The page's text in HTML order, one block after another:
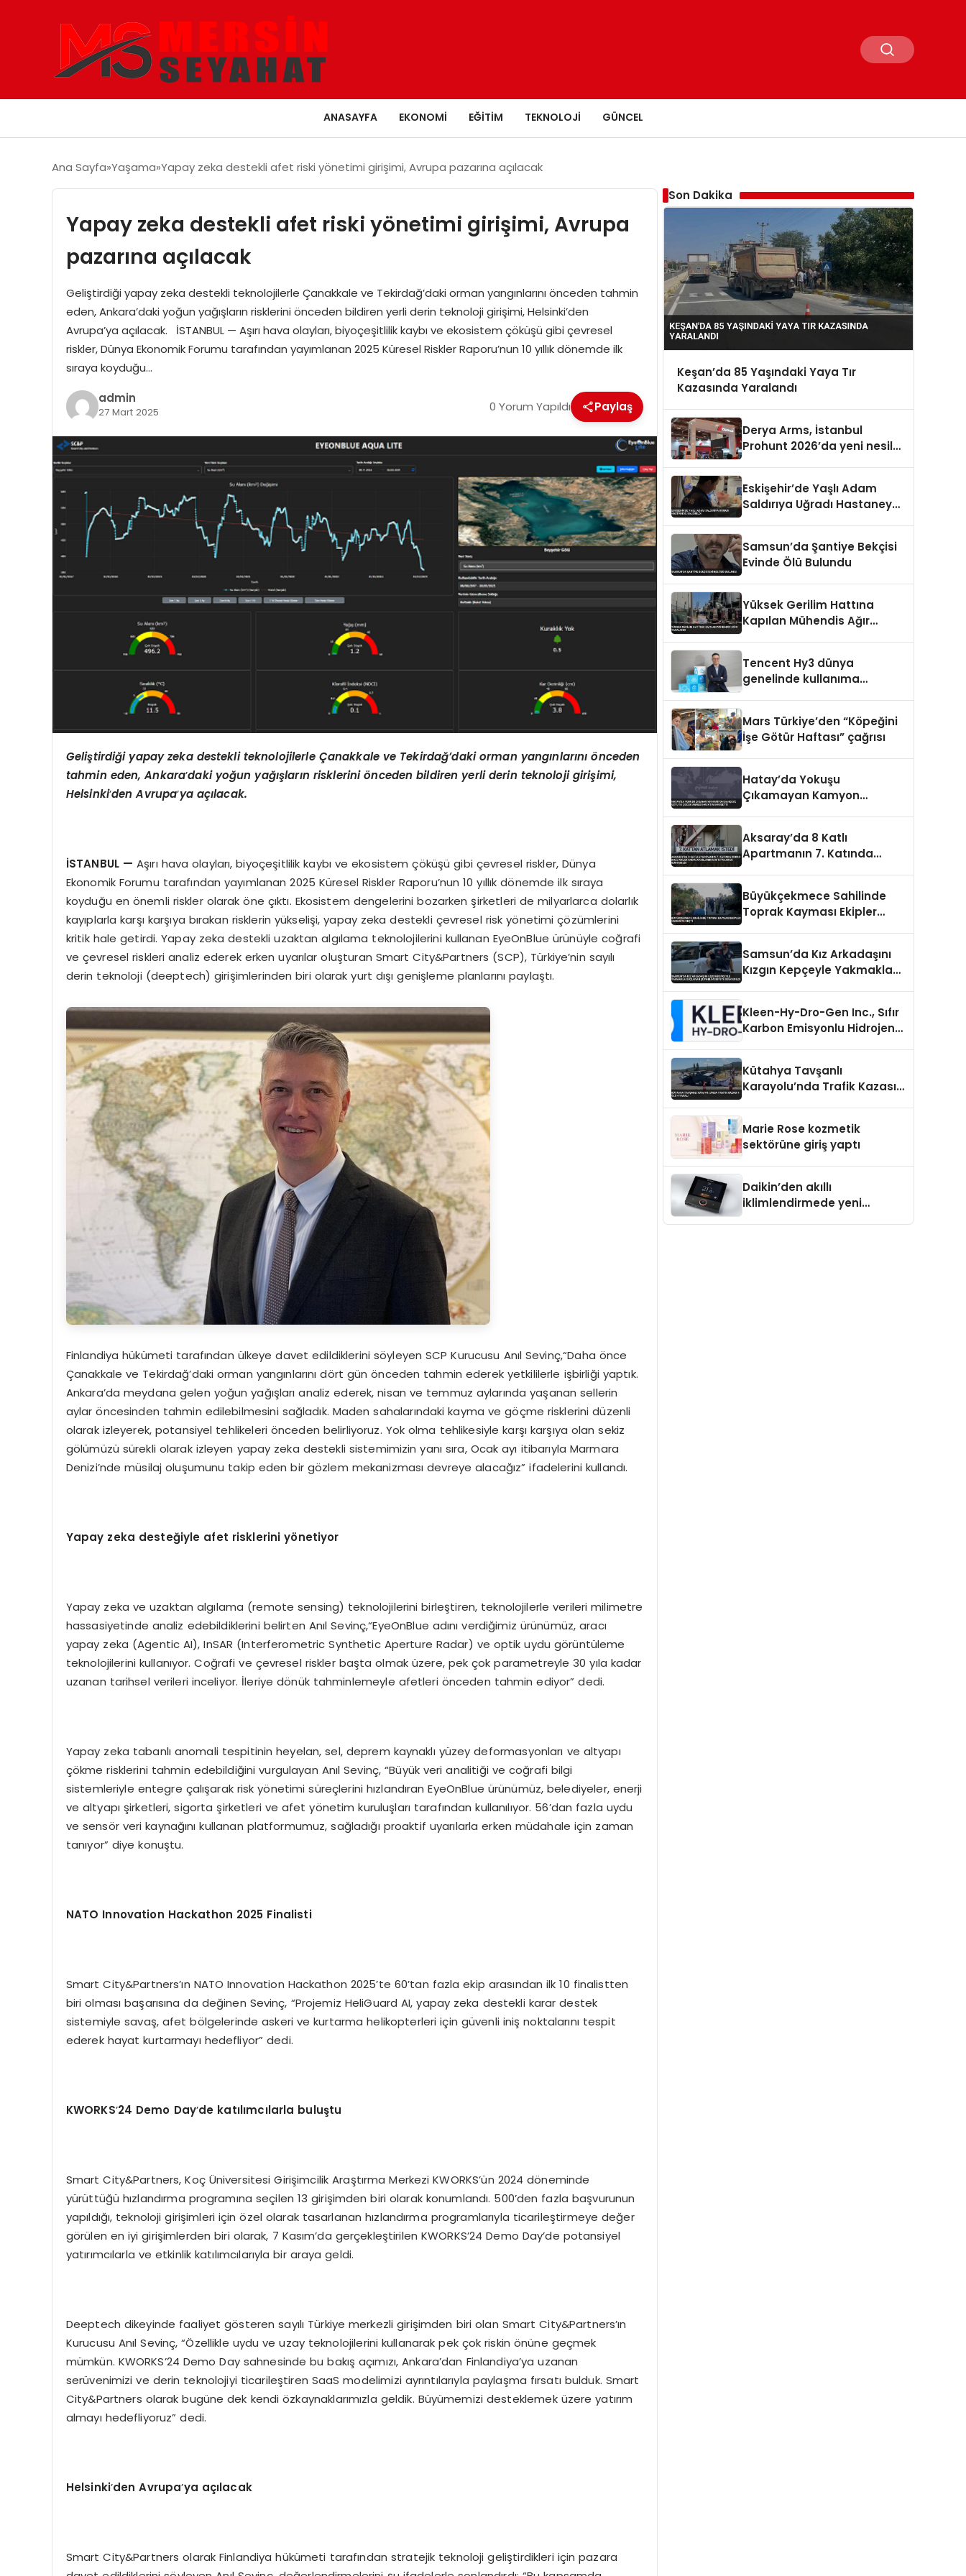
ANASAYFA EKONOMI EĞITIM TEKNOLOJI GÜNCEL
Ana Sayfa Yaşama Yapay zeka destekli afet riski yönetimi girişimi, Avrupa pazarına açılacak
Yapay zeka destekli afet riski yönetimi girişimi, Avrupa
pazarına açılacak
Geliştirdiği yapay zeka destekli teknolojilerle Çanakkale ve Tekirdağ’daki orman yangınlarını önceden tahmin
eden, Ankara’daki yoğun yağışların risklerini önceden bildiren yerli derin teknoloji girişimi, Helsinki’den
Avrupa’ya açılacak. İSTANBUL — Aşırı hava olayları, biyoçeşitlilik kaybı ve ekosistem çöküşü gibi çevresel
riskler, Dünya Ekonomik Forumu tarafından yayımlanan 2025 Küresel Riskler Raporu’nun 10 yıllık dönemde ilk
sıraya koyduğu…
admin
27 Mart 2025 0 Yorum Yapıldı Paylaş
Geliştirdiği yapay zeka destekli teknolojilerle Çanakkale ve Tekirdağ’daki orman yangınlarını önceden
tahmin eden, Ankara’daki yoğun yağışların riskleriniönceden bildiren yerli derin teknoloji girişimi,
Helsinki’den Avrupa’ya açılacak.
İSTANBUL — Aşırı hava olayları, biyoçeşitlilik kaybı ve ekosistem çöküşü gibi çevresel riskler, Dünya
Ekonomik Forumu tarafından yayımlanan 2025 Küresel Riskler Raporu’nun 10 yıllık dönemde ilk sıraya
koyduğu en önemli riskler olarak öne çıktı. Ekosistem dengelerini bozarken şirketleri de milyarlarca dolarlık
kayıplarla karşı karşıya bırakan risklerin yükselişi, yapay zeka destekli çevresel risk yönetimi çözümlerini
kritik hale getirdi. Yapay zeka destekli uzaktan algılama teknolojilerini kullanan EyeOnBlue ürünüyle coğrafi
ve çevresel riskleri analiz ederek erken uyarılar oluşturan Smart City&Partners (SCP), Türkiye’nin sayılı
derin teknoloji (deeptech) girişimlerinden biri olarak yurt dışı genişleme planlarını paylaştı.
Finlandiya hükümeti tarafından ülkeye davet edildiklerini söyleyen SCP Kurucusu Anıl Sevinç,“Daha önce
Çanakkale ve Tekirdağ’daki orman yangınlarını dört gün önceden tahmin ederek yetkililerle işbirliği yaptık.
Ankara’da meydana gelen yoğun yağışları analiz ederek, nisan ve temmuz aylarında yaşanan sellerin
aylar öncesinden tahmin edilebilmesini sağladık. Maden sahalarındaki kayma ve göçme risklerini düzenli
olarak izleyerek, potansiyel tehlikeleri önceden belirliyoruz. Yok olma tehlikesiyle karşı karşıya olan sekiz
gölümüzü sürekli olarak izleyen yapay zeka destekli sistemimizin yanı sıra, Ocak ayı itibarıyla Marmara
Denizi’nde müsilaj oluşumunu takip eden bir gözlem mekanizması devreye alacağız” ifadelerini kullandı.
Yapay zeka desteğiyle afet risklerini yönetiyor
Yapay zeka ve uzaktan algılama (remote sensing) teknolojilerini birleştiren, teknolojilerle verileri milimetre
hassasiyetinde analiz edebildiklerini belirten Anıl Sevinç,“EyeOnBlue adını verdiğimiz ürünümüz, aracı
yapay zeka (Agentic AI), InSAR (Interferometric Synthetic Aperture Radar) ve optik uydu görüntüleme
teknolojilerini kullanıyor. Coğrafi ve çevresel riskler başta olmak üzere, pek çok parametreyle 30 yıla kadar
uzanan tarihsel verileri inceliyor. İleriye dönük tahminlemeyle afetleri önceden tahmin ediyor” dedi.
Yapay zeka tabanlı anomali tespitinin heyelan, sel, deprem kaynaklı yüzey deformasyonları ve altyapı
çökme risklerini tahmin edebildiğini vurgulayan Anıl Sevinç, “Büyük veri analitiği ve coğrafi bilgi
sistemleriyle entegre çalışarak risk yönetimi süreçlerini hızlandıran EyeOnBlue ürünümüz, belediyeler, enerji
ve altyapı şirketleri, sigorta şirketleri ve afet yönetim kuruluşları tarafından kullanılıyor. 56’dan fazla uydu
ve sensör veri kaynağını kullanan platformumuz, sağladığı proaktif uyarılarla erken müdahale için zaman
tanıyor” diye konuştu.
NATO Innovation Hackathon 2025 Finalisti
Smart City&Partners’ın NATO Innovation Hackathon 2025’te 60’tan fazla ekip arasından ilk 10 finalistten
biri olması başarısına da değinen Sevinç, “Projemiz HeliGuard AI, yapay zeka destekli karar destek
sistemiyle savaş, afet bölgelerinde askeri ve kurtarma helikopterleri için güvenli iniş noktalarını tespit
ederek hayat kurtarmayı hedefliyor” dedi.
KWORKS’24 Demo Day’de katılımcılarla buluştu
Smart City&Partners, Koç Üniversitesi Girişimcilik Araştırma Merkezi KWORKS’ün 2024 döneminde
yürüttüğü hızlandırma programına seçilen 13 girişimden biri olarak konumlandı. 500’den fazla başvurunun
yapıldığı, teknoloji girişimleri için özel olarak tasarlanan hızlandırma programlarıyla ticarileştirmeye değer
görülen en iyi girişimlerden biri olarak, 7 Kasım’da gerçekleştirilen KWORKS’24 Demo Day’de potansiyel
yatırımcılarla ve etkinlik katılımcılarıyla bir araya geldi.
Deeptech dikeyinde faaliyet gösteren sayılı Türkiye merkezli girişimden biri olan Smart City&Partners’ın
Kurucusu Anıl Sevinç, “Özellikle uydu ve uzay teknolojilerini kullanarak pek çok riskin önüne geçmek
mümkün. KWORKS’24 Demo Day sahnesinde bu bakış açımızı, Ankara’dan Finlandiya’ya uzanan
serüvenimizi ve derin teknolojiyi ticarileştiren SaaS modelimizi ayrıntılarıyla paylaşma fırsatı bulduk. Smart
City&Partners olarak bugüne dek kendi özkaynaklarımızla geldik. Büyümemizi desteklemek üzere yatırım
almayı hedefliyoruz” dedi.
Helsinki’den Avrupa’ya açılacak
Smart City&Partners olarak Finlandiya hükümeti tarafından stratejik teknoloji geliştirdikleri için pazara
Son Dakika
Keşan’da 85 Yaşındaki Yaya Tır
Kazasında Yaralandı
Derya Arms, İstanbul
Prohunt 2026’da yeni nesil
Eskişehir’de Yaşlı Adam
Saldırıya Uğradı Hastaneye
Samsun’da Şantiye Bekçisi
Evinde Ölü Bulundu
Yüksek Gerilim Hattına
Kapılan Mühendis Ağır
Tencent Hy3 dünya
genelinde kullanıma
Mars Türkiye’den “Köpeğini
İşe Götür Haftası” çağrısı
Hatay’da Yokuşu
Çıkamayan Kamyon
Aksaray’da 8 Katlı
Apartmanın 7. Katında
Kurtarıldı
Büyükçekmece Sahilinde
Toprak Kayması Ekipler
Samsun’da Kız Arkadaşını
Kızgın Kepçeyle Yakmakla
Kleen-Hy-Dro-Gen Inc., Sıfır
Karbon Emisyonlu Hidrojen
Aldı
Kütahya Tavşanlı
Karayolu’nda Trafik Kazası 1
Marie Rose kozmetik
sektörüne giriş yaptı
Daikin’den akıllı
iklimlendirmede yeni